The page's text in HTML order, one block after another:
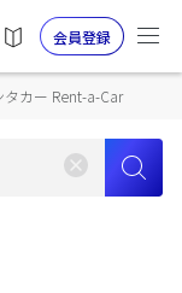
会員登録
カー Rent-a-Car